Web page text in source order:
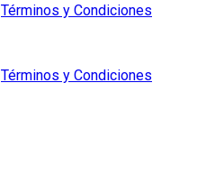
Términos y Condiciones
Términos y Condiciones